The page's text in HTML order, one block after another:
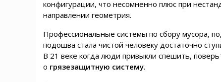
конфигурации, что несомненно плюс при
направлении геометрия.
Профессиональные системы по сбору мусора,
подошва стала чистой человеку достаточно
В 21 веке когда люди привыкли спешить,
о грязезащитную систему.